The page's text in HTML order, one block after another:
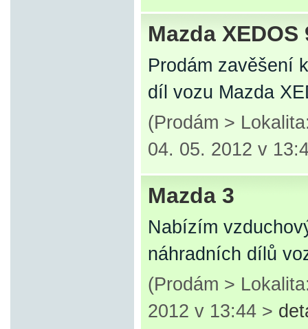
Mazda XEDOS
Prodám zavěšení
díl vozu Mazda
(Prodám >
04. 05. 2012 v
Mazda 3
Nabízím
náhradních dílů
(Prodám >
2012 v 13:44 >